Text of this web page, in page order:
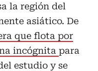
la región del
asiático. De
que flota por
incógnita para
estudio y se